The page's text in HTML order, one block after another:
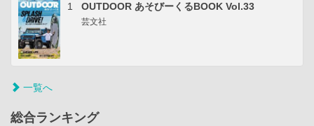
1 OUTDOOR あそびーくるBOOK Vol.33
芸文社
一覧へ
総合ランキング